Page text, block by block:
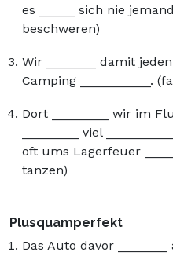
es _____ sich nie
beschweren)
Wir _______ damit
Camping __________.
Dort ________ wir im
________ viel
oft ums Lagerfeuer
tanzen)
Plusquamperfekt
Das Auto davor